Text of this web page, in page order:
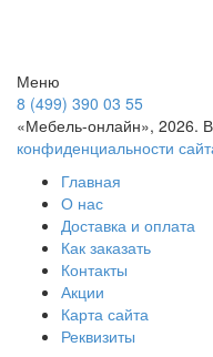
Меню
8 (499) 390 03 55
«Мебель-онлайн», 2026.
конфиденциальности
Главная
О нас
Доставка и оплата
Как заказать
Контакты
Акции
Карта сайта
Реквизиты